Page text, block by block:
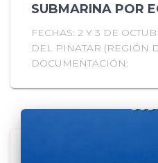
SUBMARINA POR
FECHAS: 2 Y 3 DE
DEL PINATAR (REGIÓN
DOCUMENTACIÓN: